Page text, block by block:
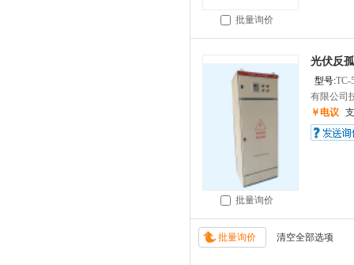
批量询价
批量询价
光伏反
型号:TC-
有限公司
￥电议